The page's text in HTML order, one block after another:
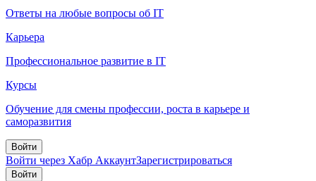
Ответы на любые вопросы об IT
Карьера
Профессиональное развитие в IT
Курсы
Обучение для смены профессии, роста в карьере и
саморазвития
Войти
Войти через Хабр АккаунтЗарегистрироваться
Войти